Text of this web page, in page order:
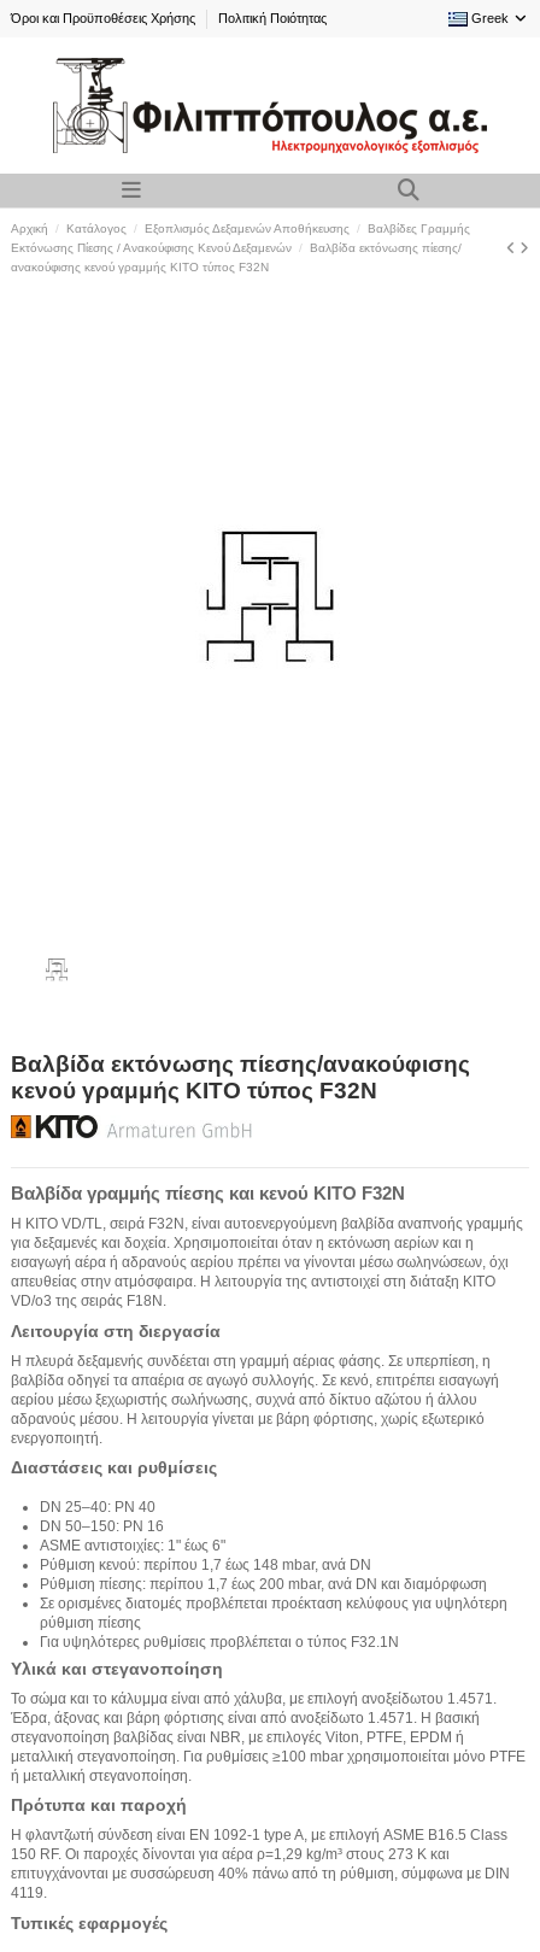
Όροι και Προϋποθέσεις Χρήσης Πολιτική Ποιότητας Greek
Αρχική Κατάλογος Εξοπλισμός Δεξαμενών Αποθήκευσης
Βαλβίδες Γραμμής
Εκτόνωσης Πίεσης / Ανακούφισης Κενού Δεξαμενών
Βαλβίδα εκτόνωσης πίεσης/
ανακούφισης κενού γραμμής KITO τύπος F32N
Βαλβίδα εκτόνωσης πίεσης/ανακούφισης
κενού γραμμής KITO τύπος F32N
Βαλβίδα γραμμής πίεσης και κενού KITO F32N
Η KITO VD/TL, σειρά F32N, είναι αυτοενεργούμενη βαλβίδα αναπνοής γραμμής
για δεξαμενές και δοχεία. Χρησιμοποιείται όταν η εκτόνωση αερίων και η
εισαγωγή αέρα ή αδρανούς αερίου πρέπει να γίνονται μέσω σωληνώσεων, όχι
απευθείας στην ατμόσφαιρα. Η λειτουργία της αντιστοιχεί στη διάταξη KITO
VD/o3 της σειράς F18N.
Λειτουργία στη διεργασία
Η πλευρά δεξαμενής συνδέεται στη γραμμή αέριας φάσης. Σε υπερπίεση, η
βαλβίδα οδηγεί τα απαέρια σε αγωγό συλλογής. Σε κενό, επιτρέπει εισαγωγή
αερίου μέσω ξεχωριστής σωλήνωσης, συχνά από δίκτυο αζώτου ή άλλου
αδρανούς μέσου. Η λειτουργία γίνεται με βάρη φόρτισης, χωρίς εξωτερικό
ενεργοποιητή.
Διαστάσεις και ρυθμίσεις
DN 25–40: PN 40
DN 50–150: PN 16
ASME αντιστοιχίες: 1" έως 6"
Ρύθμιση κενού: περίπου 1,7 έως 148 mbar, ανά DN
Ρύθμιση πίεσης: περίπου 1,7 έως 200 mbar, ανά DN και διαμόρφωση
Σε ορισμένες διατομές προβλέπεται προέκταση κελύφους για υψηλότερη
ρύθμιση πίεσης
Για υψηλότερες ρυθμίσεις προβλέπεται ο τύπος F32.1N
Υλικά και στεγανοποίηση
Το σώμα και το κάλυμμα είναι από χάλυβα, με επιλογή ανοξείδωτου 1.4571.
Έδρα, άξονας και βάρη φόρτισης είναι από ανοξείδωτο 1.4571. Η βασική
στεγανοποίηση βαλβίδας είναι NBR, με επιλογές Viton, PTFE, EPDM ή
μεταλλική στεγανοποίηση. Για ρυθμίσεις ≥100 mbar χρησιμοποιείται μόνο PTFE
ή μεταλλική στεγανοποίηση.
Πρότυπα και παροχή
Η φλαντζωτή σύνδεση είναι EN 1092-1 type A, με επιλογή ASME B16.5 Class
150 RF. Οι παροχές δίνονται για αέρα ρ=1,29 kg/m³ στους 273 K και
επιτυγχάνονται με συσσώρευση 40% πάνω από τη ρύθμιση, σύμφωνα με DIN
4119.
Τυπικές εφαρμογές